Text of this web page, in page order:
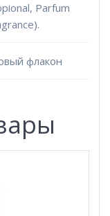
Parfum
флакон